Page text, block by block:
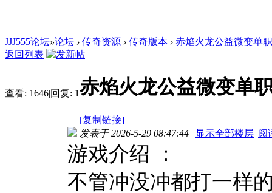
JJJ555论坛»论坛 › 传奇资源 › 传奇版本 › 赤焰火龙公益微变单
返回列表
查看: 1646|回复: 1赤焰火龙公益微变单
[复制链接]
发表于 2026-5-29 08:47:44 | 显示全部楼层 |阅
游戏介绍 ：
不管冲没冲都打一样